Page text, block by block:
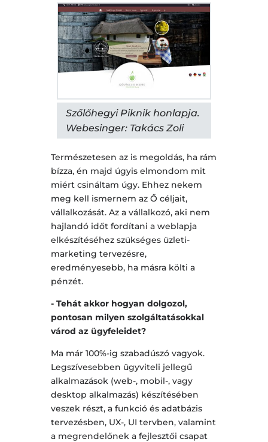
Szőlőhegyi Piknik honlapja.
Webesinger: Takács Zoli
Természetesen az is megoldás, ha rám
bízza, én majd úgyis elmondom mit
miért csináltam úgy. Ehhez nekem
meg kell ismernem az Ő céljait,
vállalkozását. Az a vállalkozó, aki nem
hajlandó időt fordítani a weblapja
elkészítéséhez szükséges üzleti-
marketing tervezésre,
eredményesebb, ha másra költi a
pénzét.
- Tehát akkor hogyan dolgozol,
pontosan milyen szolgáltatásokkal
várod az ügyfeleidet?
Ma már 100%-ig szabadúszó vagyok.
Legszívesebben ügyviteli jellegű
alkalmazások (web-, mobil-, vagy
desktop alkalmazás) készítésében
veszek részt, a funkció és adatbázis
tervezésben, UX-, UI tervben, valamint
a megrendelőnek a fejlesztői csapat